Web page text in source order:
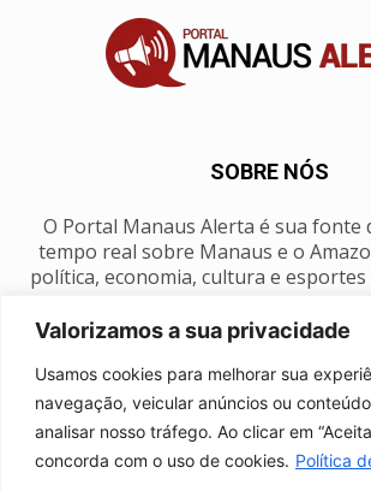
Valorizamos a sua privacidade
Usamos cookies para melhorar sua
navegação, veicular anúncios ou
analisar nosso tráfego. Ao clicar em
concorda com o uso de cookies. Política
SOBRE NÓS
O Portal Manaus Alerta é sua fonte
tempo real sobre Manaus e o
política, economia, cultura e esportes
SIGA-NOS